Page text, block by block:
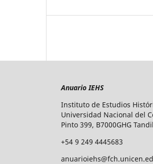
Anuario IEHS
Instituto de Estudios
Universidad Nacional del
Pinto 399, B7000GHG
+54 9 249 4445683